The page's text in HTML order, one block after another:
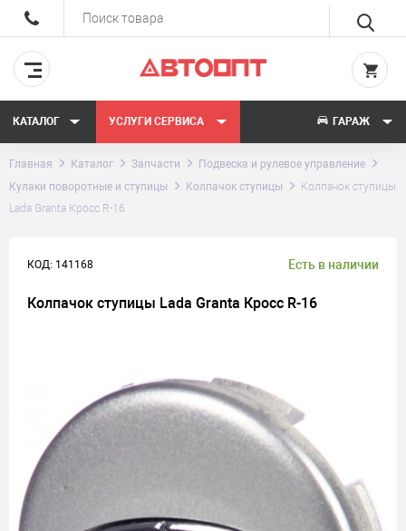
КАТАЛОГ УСЛУГИ СЕРВИСА ГАРАЖ
Главная Каталог Запчасти
Подвеска и рулевое управление
Кулаки поворотные и ступицы
Колпачок ступицы
Колпачок ступицы
Lada Granta Кросс R-16
КОД: 141168 Есть в наличии
Колпачок ступицы Lada Granta Кросс R-16